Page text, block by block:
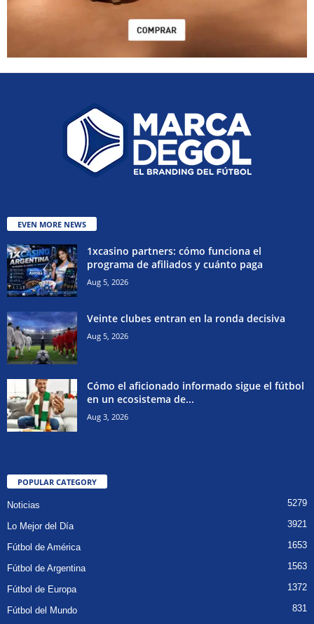
EVEN MORE NEWS
1xcasino partners: cómo funciona el
programa de afiliados y cuánto paga
Aug 5, 2026
Veinte clubes entran en la ronda decisiva
Aug 5, 2026
Cómo el aficionado informado sigue el fútbol
en un ecosistema de...
Aug 3, 2026
POPULAR CATEGORY
Noticias 5279
Lo Mejor del Día 3921
Fútbol de América 1653
Fútbol de Argentina 1563
Fútbol de Europa 1372
Fútbol del Mundo 831